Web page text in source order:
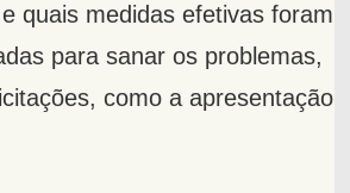
quais medidas efetivas foram
para sanar os problemas,
como a apresentação